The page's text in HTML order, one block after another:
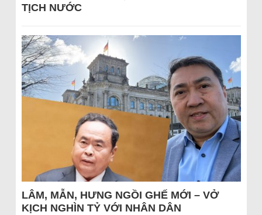
TỊCH NƯỚC
LÂM, MẪN, HƯNG NGỒI GHẾ MỚI – VỞ
KỊCH NGHÌN TỶ VỚI NHÂN DÂN